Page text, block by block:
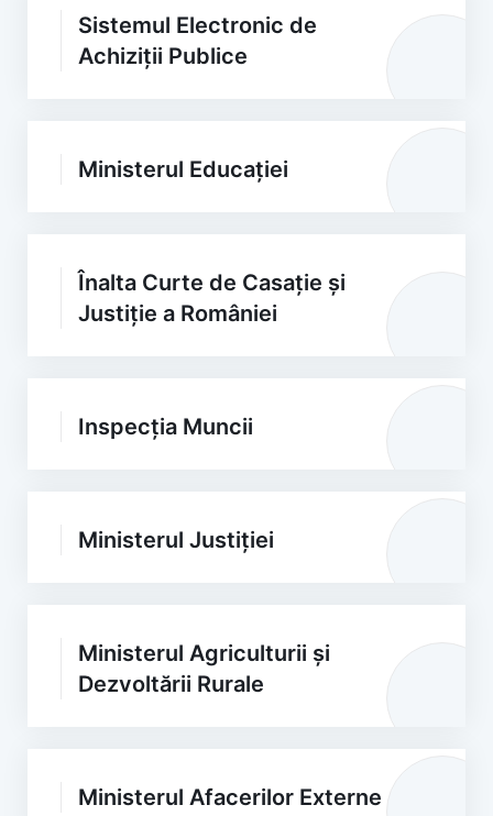
Sistemul Electronic de
Achiziții Publice
Ministerul Educației
Înalta Curte de Casație și
Justiție a României
Inspecția Muncii
Ministerul Justiției
Ministerul Agriculturii și
Dezvoltării Rurale
Ministerul Afacerilor Externe